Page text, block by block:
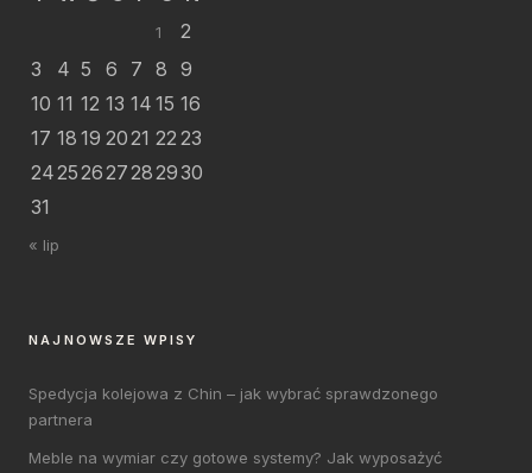
1
2
3
4 5 6 7 8 9
10 11 12 13 14 15 16
17 18 19 2021 22 23
24252627282930
31
« lip
NAJNOWSZE WPISY
Spedycja kolejowa z Chin – jak wybrać sprawdzonego
partnera
Meble na wymiar czy gotowe systemy? Jak wyposażyć